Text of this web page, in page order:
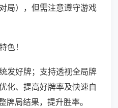
局），但需注意遵守游戏
色！
发好牌；支持透视全局牌
化、提高好牌率及快速自
牌局结果，提升胜率。